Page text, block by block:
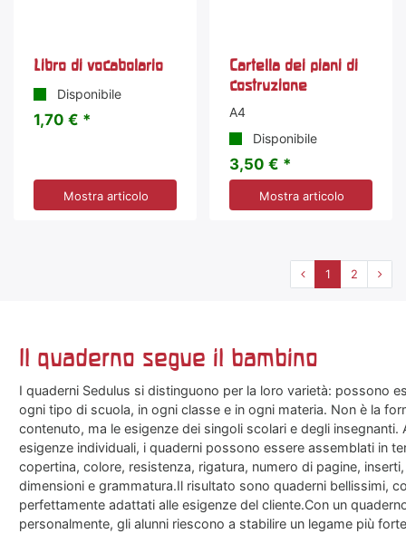
Libro di vocabolario
Disponibile
1,70 € *
Mostra articolo
Cartella dei piani di
costruzione
A4
Disponibile
3,50 € *
Mostra articolo
1 2
Il quaderno segue il bambino
I quaderni Sedulus si distinguono per la loro varietà: possono
ogni tipo di scuola, in ogni classe e in ogni materia. Non è la
contenuto, ma le esigenze dei singoli scolari e degli insegnanti.
esigenze individuali, i quaderni possono essere assemblati in
copertina, colore, resistenza, rigatura, numero di pagine,
dimensioni e grammatura.Il risultato sono quaderni bellissimi,
perfettamente adattati alle esigenze del cliente.Con un
personalmente, gli alunni riescono a stabilire un legame più